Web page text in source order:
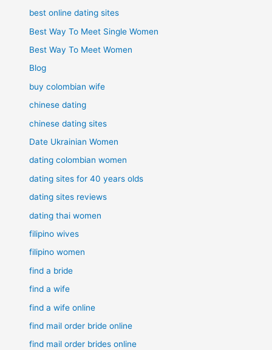
best online dating sites
Best Way To Meet Single Women
Best Way To Meet Women
Blog
buy colombian wife
chinese dating
chinese dating sites
Date Ukrainian Women
dating colombian women
dating sites for 40 years olds
dating sites reviews
dating thai women
filipino wives
filipino women
find a bride
find a wife
find a wife online
find mail order bride online
find mail order brides online